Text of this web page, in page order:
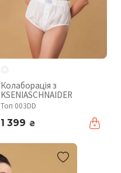
Колаборація з
KSENIASCHNAIDER
Топ 003DD
1 399 ₴